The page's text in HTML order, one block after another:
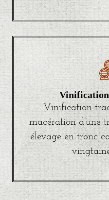
Vinification
macération d’une
élevage en tronc